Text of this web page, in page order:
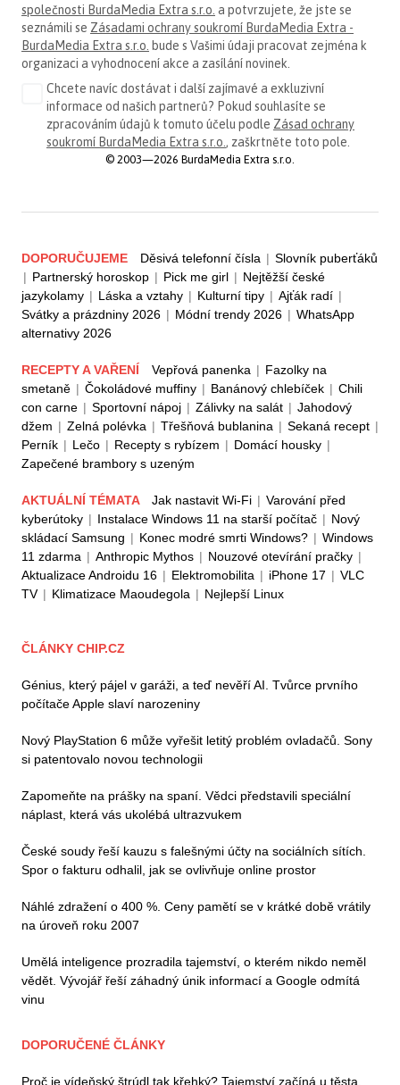
společnosti BurdaMedia Extra s.r.o. a potvrzujete, že jste se
seznámili se Zásadami ochrany soukromí BurdaMedia Extra -
BurdaMedia Extra s.r.o. bude s Vašimi údaji pracovat zejména k
organizaci a vyhodnocení akce a zasílání novinek.
Chcete navíc dostávat i další zajímavé a exkluzivní
informace od našich partnerů? Pokud souhlasíte se
zpracováním údajů k tomuto účelu podle Zásad ochrany
soukromí BurdaMedia Extra s.r.o. , zaškrtněte toto pole.
© 2003—2026 BurdaMedia Extra s.r.o.
DOPORUČUJEME Děsivá telefonní čísla | Slovník puberťáků
| Partnerský horoskop | Pick me girl | Nejtěžší české
jazykolamy | Láska a vztahy | Kulturní tipy | Ajťák radí |
Svátky a prázdniny 2026 | Módní trendy 2026 | WhatsApp
alternativy 2026
RECEPTY A VAŘENÍ Vepřová panenka | Fazolky na
smetaně | Čokoládové muffiny | Banánový chlebíček | Chili
con carne | Sportovní nápoj | Zálivky na salát | Jahodový
džem | Zelná polévka | Třešňová bublanina | Sekaná recept |
Perník | Lečo | Recepty s rybízem | Domácí housky |
Zapečené brambory s uzeným
AKTUÁLNÍ TÉMATA Jak nastavit Wi-Fi | Varování před
kyberútoky | Instalace Windows 11 na starší počítač | Nový
skládací Samsung | Konec modré smrti Windows? | Windows
11 zdarma | Anthropic Mythos | Nouzové otevírání pračky |
Aktualizace Androidu 16 | Elektromobilita | iPhone 17 | VLC
TV | Klimatizace Maoudegola | Nejlepší Linux
ČLÁNKY CHIP.CZ
Génius, který pájel v garáži, a teď nevěří AI. Tvůrce prvního
počítače Apple slaví narozeniny
Nový PlayStation 6 může vyřešit letitý problém ovladačů. Sony
si patentovalo novou technologii
Zapomeňte na prášky na spaní. Vědci představili speciální
náplast, která vás ukolébá ultrazvukem
České soudy řeší kauzu s falešnými účty na sociálních sítích.
Spor o fakturu odhalil, jak se ovlivňuje online prostor
Náhlé zdražení o 400 %. Ceny pamětí se v krátké době vrátily
na úroveň roku 2007
Umělá inteligence prozradila tajemství, o kterém nikdo neměl
vědět. Vývojář řeší záhadný únik informací a Google odmítá
vinu
DOPORUČENÉ ČLÁNKY
Proč je vídeňský štrúdl tak křehký? Tajemství začíná u těsta,